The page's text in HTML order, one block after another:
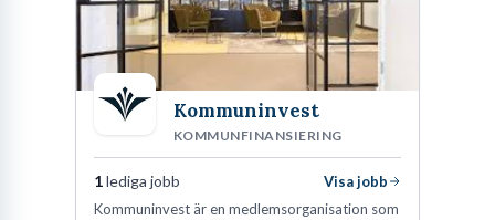
Kommuninvest
KOMMUNFINANSIERING
1lediga jobb
Visa jobb
Kommuninvest är en medlemsorganisation som